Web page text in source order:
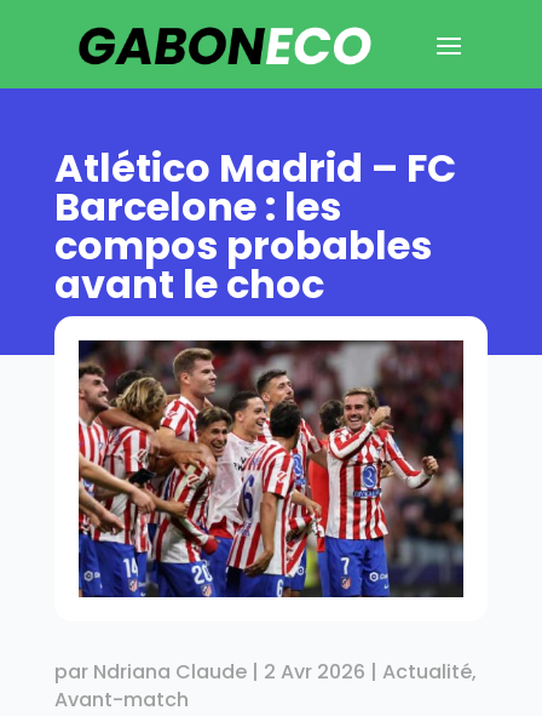
Atlético Madrid – FC
Barcelone : les
compos probables
avant le choc
par Ndriana Claude| 2 Avr 2026 | Actualité,
Avant-match